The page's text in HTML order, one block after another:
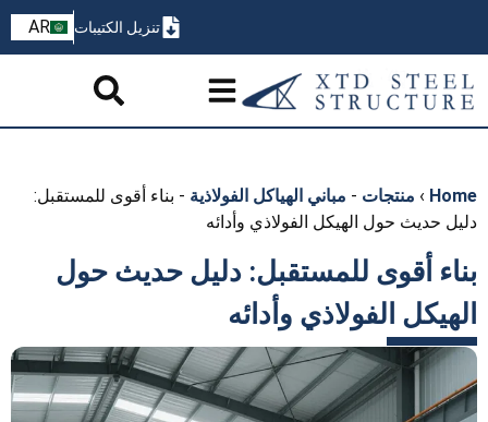
تنزيل الكتيبات AR
PT
Home
› منتجات - مباني الهياكل الفولاذية - بناء أقوى للمستقبل:
دليل حديث حول الهيكل الفولاذي وأدائه
بناء أقوى للمستقبل: دليل حديث حول
الهيكل الفولاذي وأدائه